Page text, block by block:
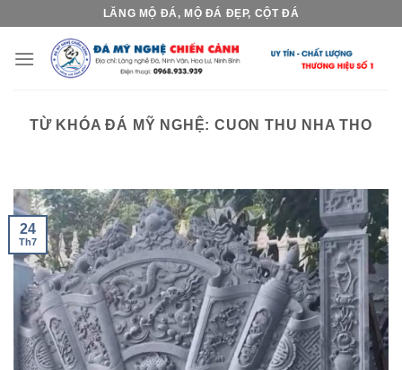
content
LĂNG MỘ ĐÁ, MỘ ĐÁ ĐẸP, CỘT ĐÁ
TỪ KHÓA ĐÁ MỸ NGHỆ:CUON THU NHA THO
24
Th7